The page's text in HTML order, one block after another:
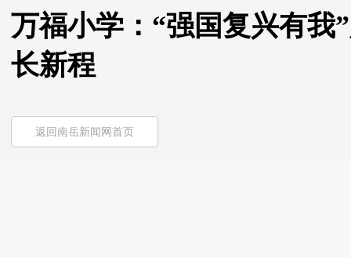
万福小学：“强国复兴有我
长新程
返回南岳新闻网首页